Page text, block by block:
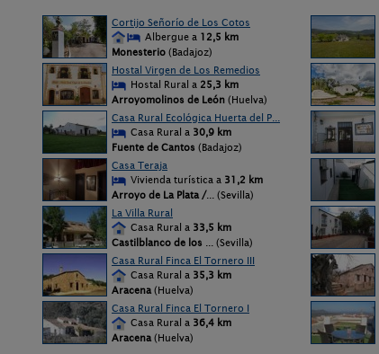
Cortijo Señorío de Los Cotos
Albergue a 12,5 km
Monesterio (Badajoz)
Hostal Virgen de Los Remedios
Hostal Rural a 25,3 km
Arroyomolinos de León (Huelva)
Casa Rural Ecológica Huerta del P...
Casa Rural a 30,9 km
Fuente de Cantos (Badajoz)
Casa Teraja
Vivienda turística a 31,2 km
Arroyo de La Plata /... (Sevilla)
La Villa Rural
Casa Rural a 33,5 km
Castilblanco de los ... (Sevilla)
Casa Rural Finca El Tornero III
Casa Rural a 35,3 km
Aracena (Huelva)
Casa Rural Finca El Tornero I
Casa Rural a 36,4 km
Aracena (Huelva)